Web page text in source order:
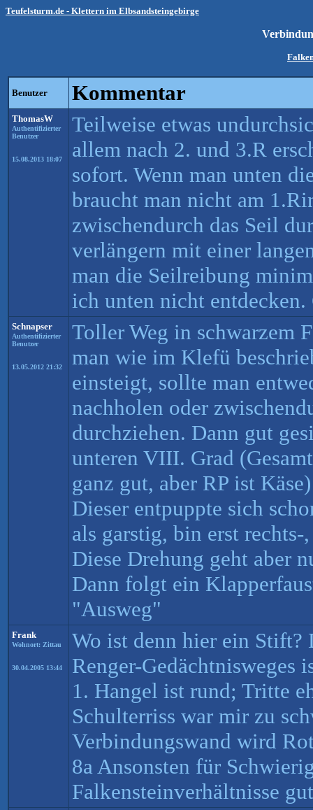
Teufelsturm.de - Klettern im Elbsandsteingebirge
Benutzer Kommentar
ThomasW
Authentifizierter
Benutzer
15.08.2013 18:07
Teilweise etwas
allem nach 2. und 3.R
sofort. Wenn man unten
braucht man nicht am
zwischendurch das Seil
verlängern mit einer
man die Seilreibung
ich unten nicht
Schnapser
Authentifizierter
Benutzer
13.05.2012 21:32
Toller Weg in schwarzem
man wie im Klefü
einsteigt, sollte man
nachholen oder
durchziehen. Dann gut
unteren VIII. Grad
ganz gut, aber RP ist
Dieser entpuppte sich
als garstig, bin erst
Diese Drehung geht aber
Dann folgt ein
"Ausweg"
Frank
Wohnort: Zittau
30.04.2005 13:44
Wo ist denn hier ein Stift?
Renger-Gedächtnisweges
1. Hangel ist rund; Tritte
Schulterriss war mir zu
Verbindungswand wird
8a Ansonsten für
Falkensteinverhältnisse